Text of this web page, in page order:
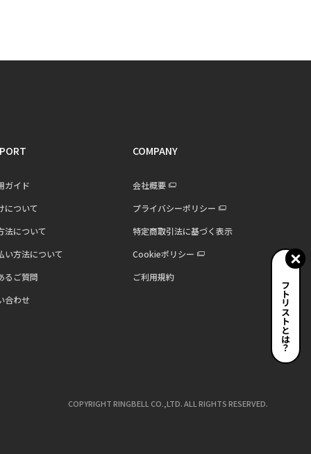
ギフトリストとは？
ガイド
について
法について
い方法について
るご質問
合わせ
COMPANY
会社概要
プライバシーポリシー
特定商取引法に基づく表示
Cookieポリシー
ご利用規約
COPYRIGHT RINGBELL CO.,LTD. ALL RIGHTS RESERVED.